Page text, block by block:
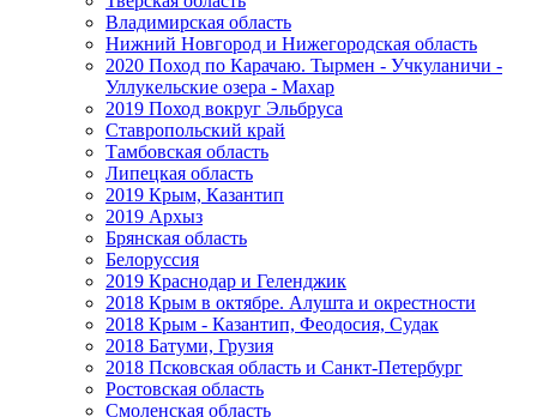
Владимирская область
Нижний Новгород и Нижегородская область
2020 Поход по Карачаю. Тырмен - Учкуланичи -
Уллукельские озера - Махар
2019 Поход вокруг Эльбруса
Ставропольский край
Тамбовская область
Липецкая область
2019 Крым, Казантип
2019 Архыз
Брянская область
Белоруссия
2019 Краснодар и Геленджик
2018 Крым в октябре. Алушта и окрестности
2018 Крым - Казантип, Феодосия, Судак
2018 Батуми, Грузия
2018 Псковская область и Санкт-Петербург
Ростовская область
Смоленская область